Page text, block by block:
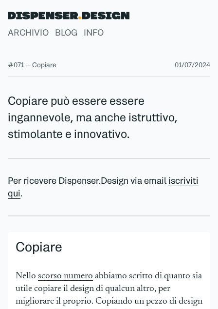
ARCHIVIO BLOG INFO
#071 — Copiare 01/07/2024
Copiare può essere essere
ingannevole, ma anche istruttivo,
stimolante e innovativo.
Per ricevere Dispenser.Design via emailiscriviti
qui.
Copiare
Nello scorso numero abbiamo scritto di quanto sia
utile copiare il design di qualcun altro, per
migliorare il proprio. Copiando un pezzo di design